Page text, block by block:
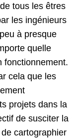
tous les êtres
les ingénieurs
à presque
quelle
fonctionnement.
cela que les
projets dans la
de susciter la
cartographier